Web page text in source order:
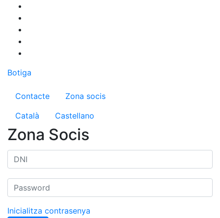
contingut
Botiga
Menú del compte d'usuari
Contacte
Zona socis
Català
Castellano
Zona Socis
Inicialitza contrasenya